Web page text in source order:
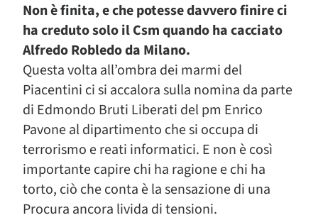
Non è finita, e che potesse davvero finire ci
ha creduto solo il Csm quando ha cacciato
Alfredo Robledo da Milano.
Questa volta all’ombra dei marmi del
Piacentini ci si accalora sulla nomina da parte
di Edmondo Bruti Liberati del pm Enrico
Pavone al dipartimento che si occupa di
terrorismo e reati informatici. E non è così
importante capire chi ha ragione e chi ha
torto, ciò che conta è la sensazione di una
Procura ancora livida di tensioni.